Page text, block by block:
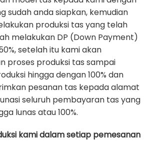
sudah anda siapkan, kemudian
produksi tas yang telah
melakukan DP (Down Payment)
setelah itu kami akan
proses produksi tas sampai
hingga dengan 100% dan
pesanan tas kepada alamat
seluruh pembayaran tas yang
lunas atau 100%.
kami dalam setiap pemesanan